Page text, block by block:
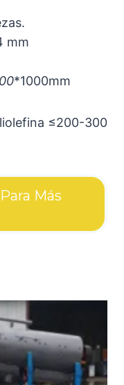
mm
*1000mm
≤200-300
Más